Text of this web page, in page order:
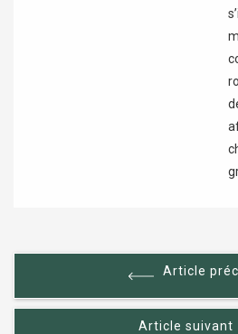
LIRE LA SUITEArticle
Article suivant